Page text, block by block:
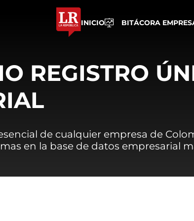
INICIO BITÁCORA
REGISTRO
de cualquier empresa de
en la base de datos empresarial